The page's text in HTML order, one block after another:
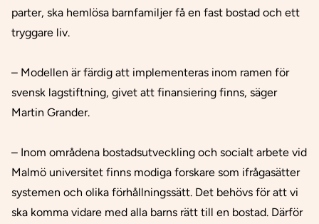
parter, ska hemlösa barnfamiljer få en fast bostad och ett
tryggare liv.
– Modellen är färdig att implementeras inom ramen för
svensk lagstiftning, givet att finansiering finns, säger
Martin Grander.
– Inom områdena bostadsutveckling och socialt arbete vid
Malmö universitet finns modiga forskare som ifrågasätter
systemen och olika förhållningssätt. Det behövs för att vi
ska komma vidare med alla barns rätt till en bostad. Därför